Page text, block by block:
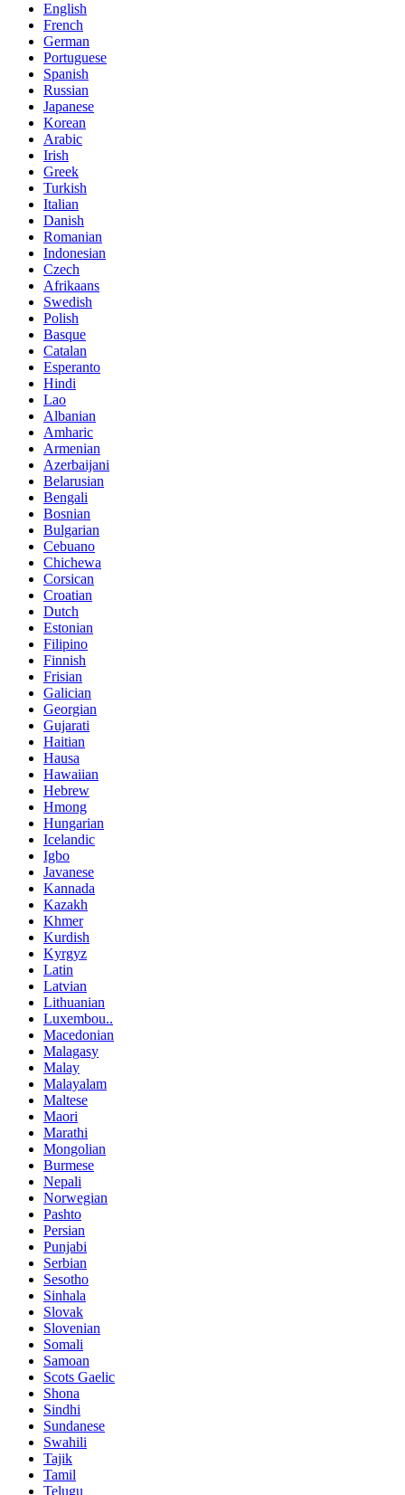
English
French
German
Portuguese
Spanish
Russian
Japanese
Korean
Arabic
Irish
Greek
Turkish
Italian
Danish
Romanian
Indonesian
Czech
Afrikaans
Swedish
Polish
Basque
Catalan
Esperanto
Hindi
Lao
Albanian
Amharic
Armenian
Azerbaijani
Belarusian
Bengali
Bosnian
Bulgarian
Cebuano
Chichewa
Corsican
Croatian
Dutch
Estonian
Filipino
Finnish
Frisian
Galician
Georgian
Gujarati
Haitian
Hausa
Hawaiian
Hebrew
Hmong
Hungarian
Icelandic
Igbo
Javanese
Kannada
Kazakh
Khmer
Kurdish
Kyrgyz
Latin
Latvian
Lithuanian
Luxembou..
Macedonian
Malagasy
Malay
Malayalam
Maltese
Maori
Marathi
Mongolian
Burmese
Nepali
Norwegian
Pashto
Persian
Punjabi
Serbian
Sesotho
Sinhala
Slovak
Slovenian
Somali
Samoan
Scots Gaelic
Shona
Sindhi
Sundanese
Swahili
Tajik
Tamil
Telugu